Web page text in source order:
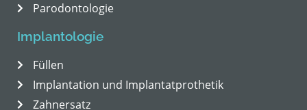
Parodontologie
Implantologie
Füllen
Implantation und Implantatprothetik
Zahnersatz